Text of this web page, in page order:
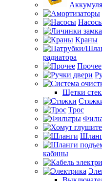
Краны
радиатора
Прочее
Щетки
Трос
кабины